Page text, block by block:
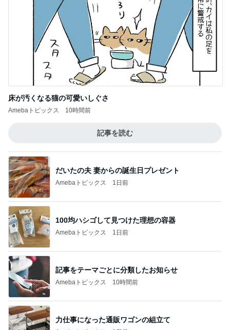
床が汚くなる猫の可愛いしぐさ
Amebaトピックス 10時間前
記事を読む
だいたの夫 妻からの誕生日プレゼント
Amebaトピックス 1日前
100均ハシゴして見つけた理想の容器
Amebaトピックス 1日前
記事をテーマごとに分類したお知らせ
Amebaトピックス 10時間前
力仕事になった通販ワゴンの組立て